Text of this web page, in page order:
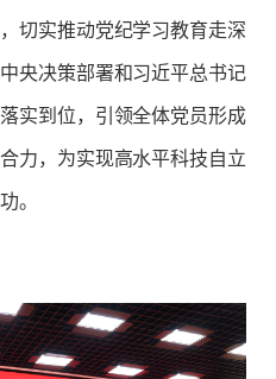
切实推动党纪学习教育走深
央决策部署和习近平总书记
实到位，引领全体党员形成
力，为实现高水平科技自立
。